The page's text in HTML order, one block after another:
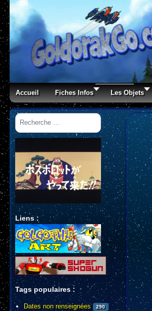
Accueil Fiches Infos Les Objets
Rechercher
Liens :
Tags populaires :
Dates non renseignées 290